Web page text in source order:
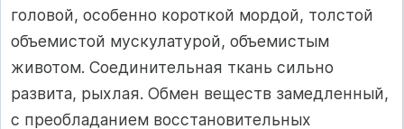
головой, особенно короткой мордой, толстой
объемистой мускулатурой, объемистым
животом. Соединительная ткань сильно
развита, рыхлая. Обмен веществ замедленный,
с преобладанием восстановительных